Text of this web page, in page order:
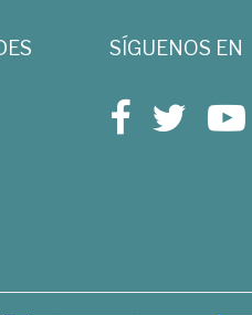
SÍGUENOS EN